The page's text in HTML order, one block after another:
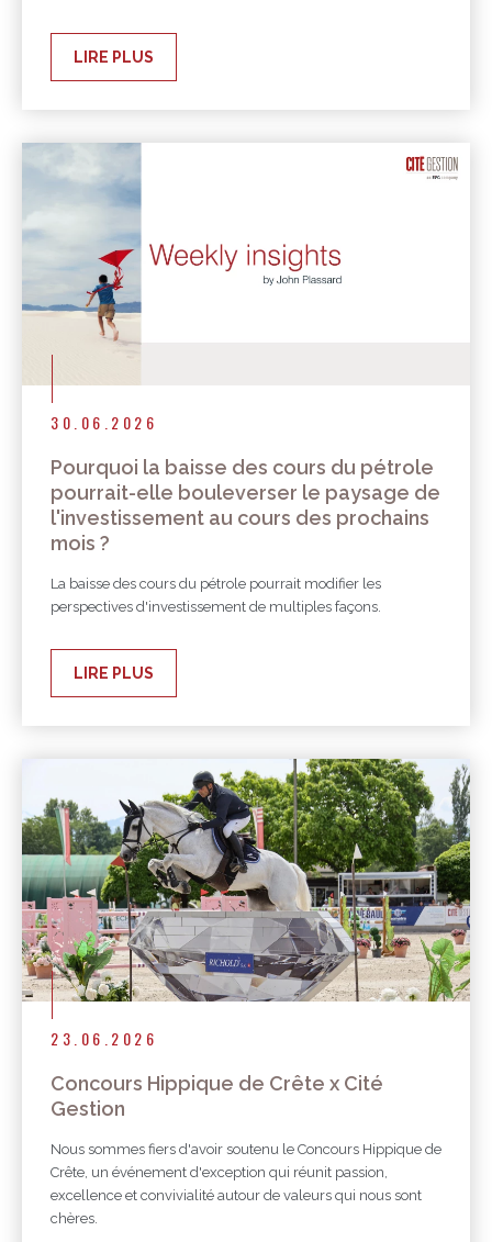
LIRE PLUS
30.06.2026
Pourquoi la baisse des cours du pétrole
pourrait-elle bouleverser le paysage de
l'investissement au cours des prochains
mois ?
La baisse des cours du pétrole pourrait modifier les
perspectives d'investissement de multiples façons.
LIRE PLUS
23.06.2026
Concours Hippique de Crête x Cité
Gestion
Nous sommes fiers d'avoir soutenu le Concours Hippique de
Crête, un événement d'exception qui réunit passion,
excellence et convivialité autour de valeurs qui nous sont
chères.